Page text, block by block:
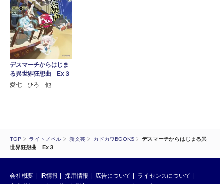
TOP ライトノベル 新文芸 カドカワBOOKS
デスマーチからはじまる異
世界狂想曲 Ex３
デスマーチからはじま
る異世界狂想曲 Ex３
愛七 ひろ 他
会社概要 IR情報 採用情報 広告について
ライセンスについて